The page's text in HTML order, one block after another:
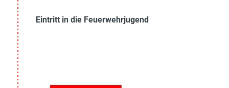
Eintritt in die Feuerwehrjugend